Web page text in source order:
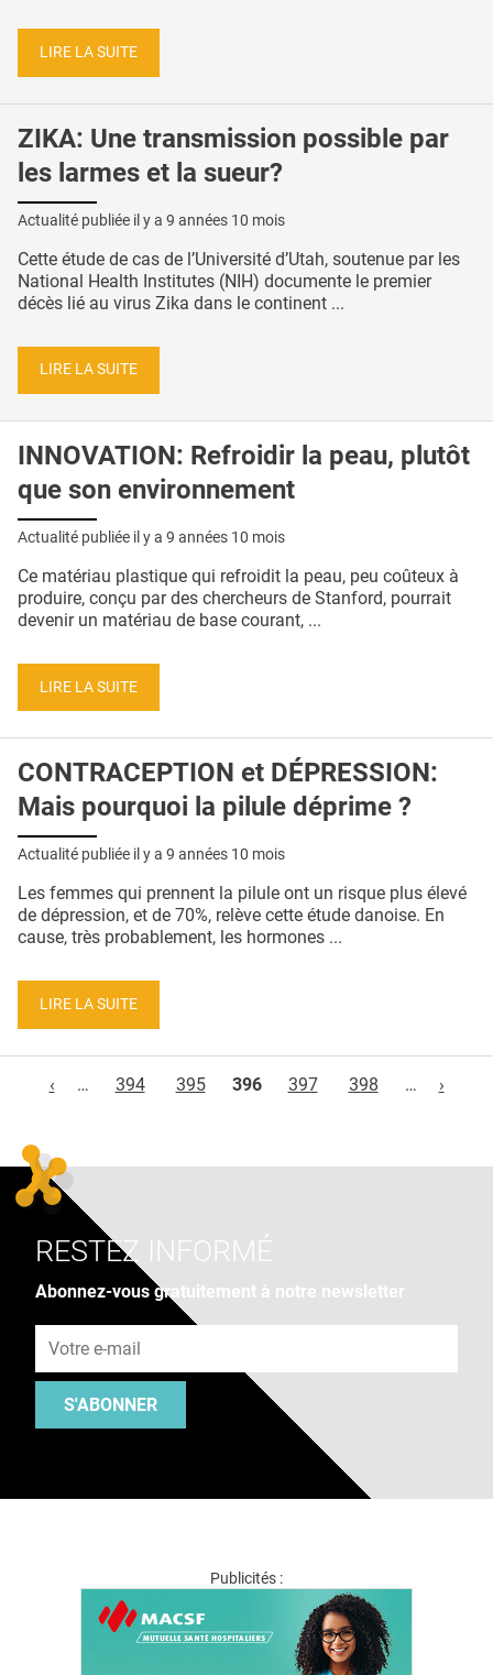
LIRE LA SUITE
ZIKA: Une transmission possible par
les larmes et la sueur?
Actualité publiée il y a 9 années 10 mois
Cette étude de cas de l’Université d’Utah, soutenue par les
National Health Institutes (NIH) documente le premier
décès lié au virus Zika dans le continent ...
LIRE LA SUITE
INNOVATION: Refroidir la peau, plutôt
que son environnement
Actualité publiée il y a 9 années 10 mois
Ce matériau plastique qui refroidit la peau, peu coûteux à
produire, conçu par des chercheurs de Stanford, pourrait
devenir un matériau de base courant, ...
LIRE LA SUITE
CONTRACEPTION et DÉPRESSION:
Mais pourquoi la pilule déprime ?
Actualité publiée il y a 9 années 10 mois
Les femmes qui prennent la pilule ont un risque plus élevé
de dépression, et de 70%, relève cette étude danoise. En
cause, très probablement, les hormones ...
LIRE LA SUITE
‹
… 394 395 396 397 398 … ›
RESTEZ INFORMÉ
Abonnez-vous gratuitement à notre newsletter
S'ABONNER
Publicités :